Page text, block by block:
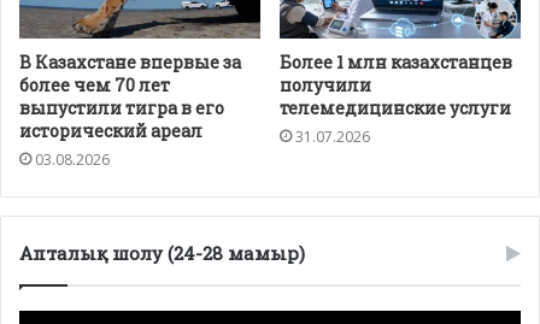
В Казахстане впервые за
более чем 70 лет
выпустили тигра в его
исторический ареал
03.08.2026
Более 1 млн казахстанцев
получили
телемедицинские услуги
31.07.2026
Апталық шолу (24-28 мамыр)